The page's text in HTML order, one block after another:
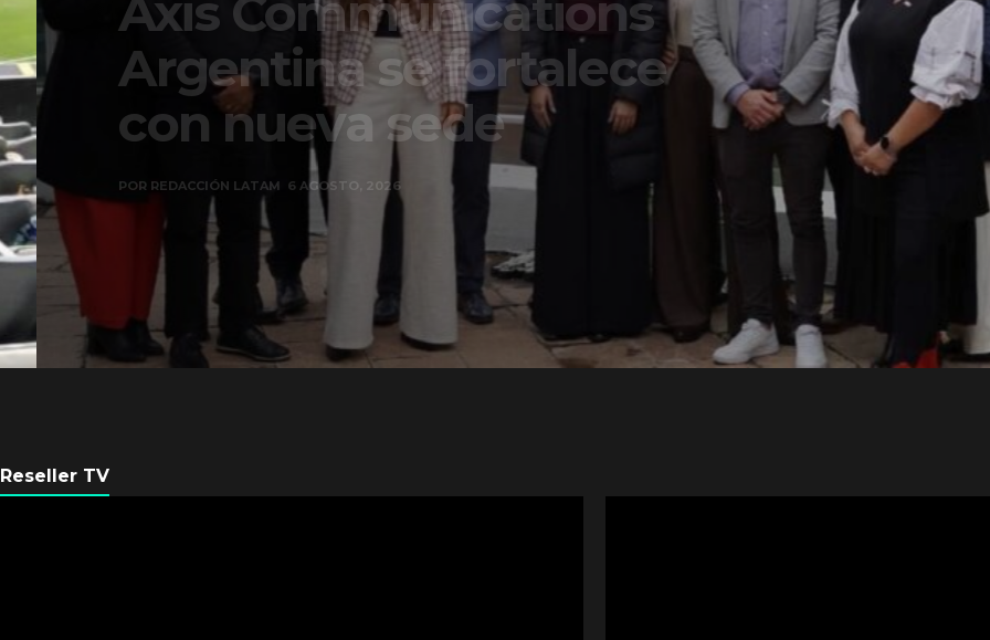
Axis Communications
Argentina se fortalece
con nueva sede
POR REDACCIÓN LATAM 6 AGOSTO, 2026
Reseller TV